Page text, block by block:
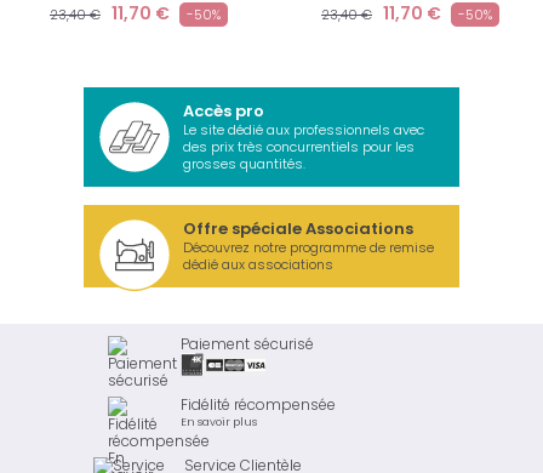
23,40 € 11,70 € -50% 23,40 € 11,70 € -50%
Accès pro
Le site dédié aux professionnels avec
des prix très concurrentiels pour les
grosses quantités.
Offre spéciale Associations
Découvrez notre programme de remise
dédié aux associations
Paiement sécurisé
Fidélité récompensée
En savoir plus
Service Clientèle